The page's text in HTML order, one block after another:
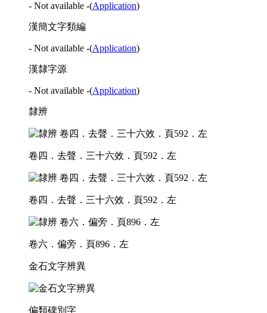
- Not available -(Application)
漢簡文字類編
- Not available -(Application)
漢隸字源
- Not available -(Application)
隸辨
卷四．去聲．三十六效．頁592．左
卷四．去聲．三十六效．頁592．左
卷六．偏旁．頁896．左
金石文字辨異
偏類碑別字